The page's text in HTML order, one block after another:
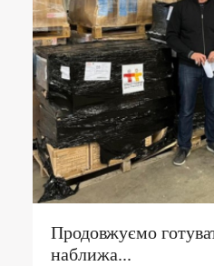
Продовжуємо
наближа...